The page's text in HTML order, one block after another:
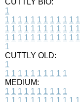
1
1 1 1 1 1 1 1 1 1 1 1 1
1 1 1 1 1 1 1 1 1 1 1 1
1 1 1 1 1 1 1 1 1 1 1 1
1
CUTTLY OLD:
1
1 1 1 1 1 1 1 1 1 1
MEDIUM:
1 1 1 1 1 1 1 1 1 1
1 1 1 1 1 1 1 1 1 1 1 1